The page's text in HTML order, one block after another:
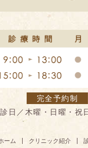
完全予約制
日／木曜・日曜・
ーム クリニック紹介